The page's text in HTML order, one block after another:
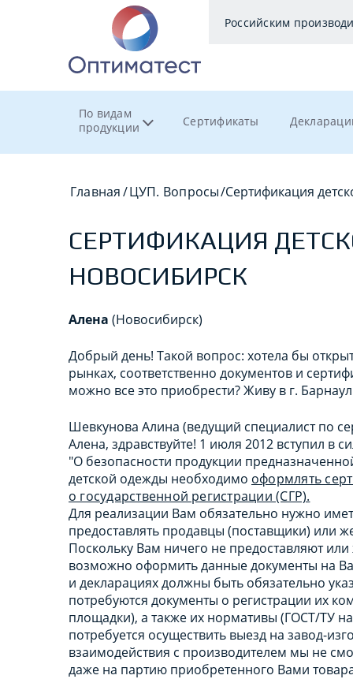
Российским
По видам
продукции
Сертификаты
Главная/ЦУП. Вопросы/Сертификация
СЕРТИФИКАЦИЯ
НОВОСИБИРСК
Алена (Новосибирск)
Добрый день! Такой вопрос: хотела бы
рынках, соответственно документов и
можно все это приобрести? Живу в г.
Шевкунова Алина (ведущий специалист по
Алена, здравствуйте! 1 июля 2012 вступил в
"О безопасности продукции
детской одежды необходимо оформлять
о государственной регистрации (СГР).
Для реализации Вам обязательно нужно
предоставлять продавцы (поставщики) или
Поскольку Вам ничего не предоставляют
возможно оформить данные документы на
и декларациях должны быть обязательно
потребуются документы о регистрации их
площадки), а также их нормативы (ГОСТ/ТУ
потребуется осуществить выезд на завод-
взаимодействия с производителем мы не
даже на партию приобретенного Вами